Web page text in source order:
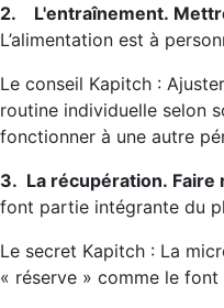
2. L'entraînement.
L’alimentation est à
Le conseil Kapitch :
routine individuelle selon
fonctionner à une autre
3. La récupération. Faire
font partie intégrante du
Le secret Kapitch : La
« réserve » comme le